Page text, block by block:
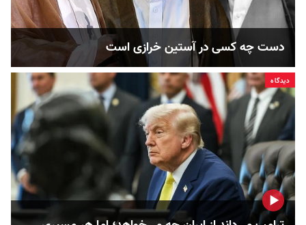
دست چه کسی در آستین خرازی است
دیدگاه